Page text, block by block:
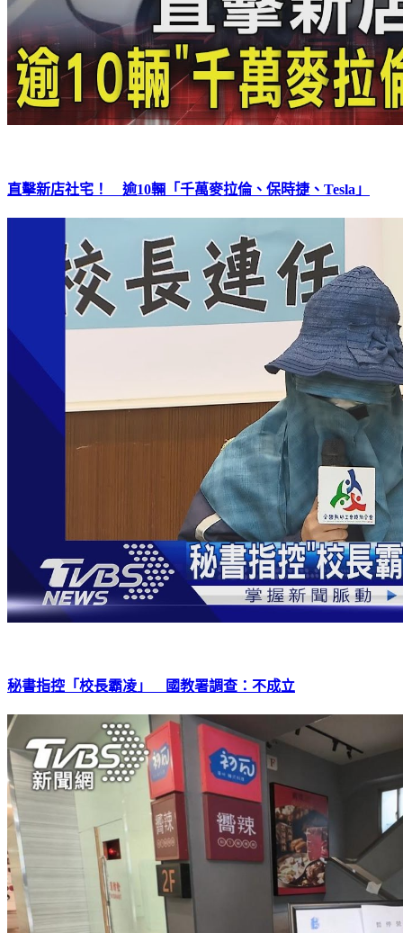
直擊新店社宅！ 逾10輛「千萬麥拉倫、保時捷、Tesla」
秘書指控「校長霸凌」 國教署調查：不成立